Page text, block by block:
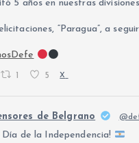
5 años en nuestras
“Paragua”, a
5 X
de Belgrano
Día de la Independencia!